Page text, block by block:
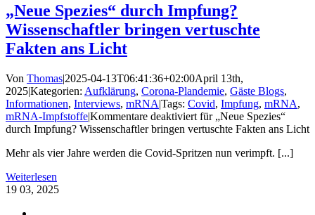
„Neue Spezies“ durch Impfung?
Wissenschaftler bringen vertuschte
Fakten ans Licht
Von Thomas|2025-04-13T06:41:36+02:00April 13th,
2025|Kategorien: Aufklärung, Corona-Plandemie, Gäste Blogs,
Informationen, Interviews, mRNA|Tags: Covid, Impfung, mRNA,
mRNA-Impfstoffe|Kommentare deaktiviert für „Neue Spezies“
durch Impfung? Wissenschaftler bringen vertuschte Fakten ans Licht
Mehr als vier Jahre werden die Covid-Spritzen nun verimpft. [...]
Weiterlesen
19 03, 2025